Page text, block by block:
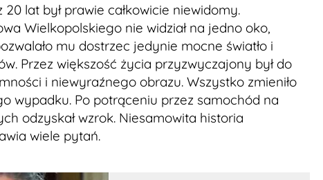
lat był prawie całkowicie niewidomy.
Wielkopolskiego nie widział na jedno oko,
mu dostrzec jedynie mocne światło i
Przez większość życia przyzwyczajony był do
i niewyraźnego obrazu. Wszystko zmieniło
wypadku. Po potrąceniu przez samochód na
odzyskał wzrok. Niesamowita historia
wiele pytań.